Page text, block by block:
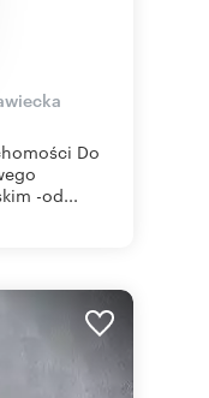
Do
-od...